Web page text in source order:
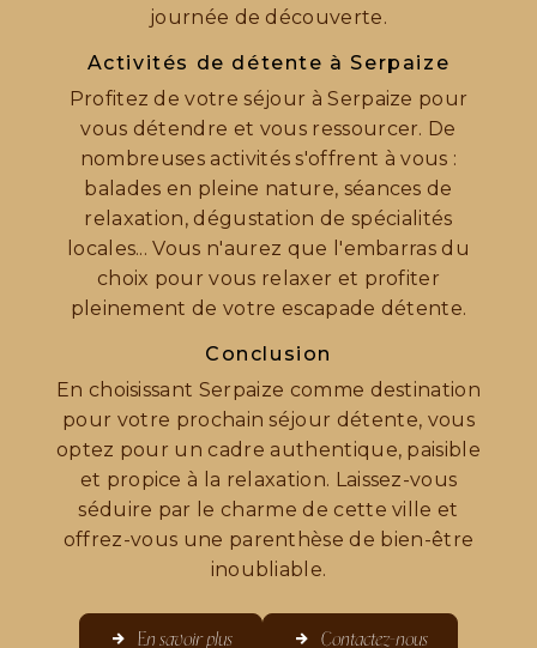
journée de découverte.
Activités de détente à Serpaize
Profitez de votre séjour à Serpaize pour
vous détendre et vous ressourcer. De
nombreuses activités s'offrent à vous :
balades en pleine nature, séances de
relaxation, dégustation de spécialités
locales... Vous n'aurez que l'embarras du
choix pour vous relaxer et profiter
pleinement de votre escapade détente.
Conclusion
En choisissant Serpaize comme destination
pour votre prochain séjour détente, vous
optez pour un cadre authentique, paisible
et propice à la relaxation. Laissez-vous
séduire par le charme de cette ville et
offrez-vous une parenthèse de bien-être
inoubliable.
En savoir plus Contactez-nous